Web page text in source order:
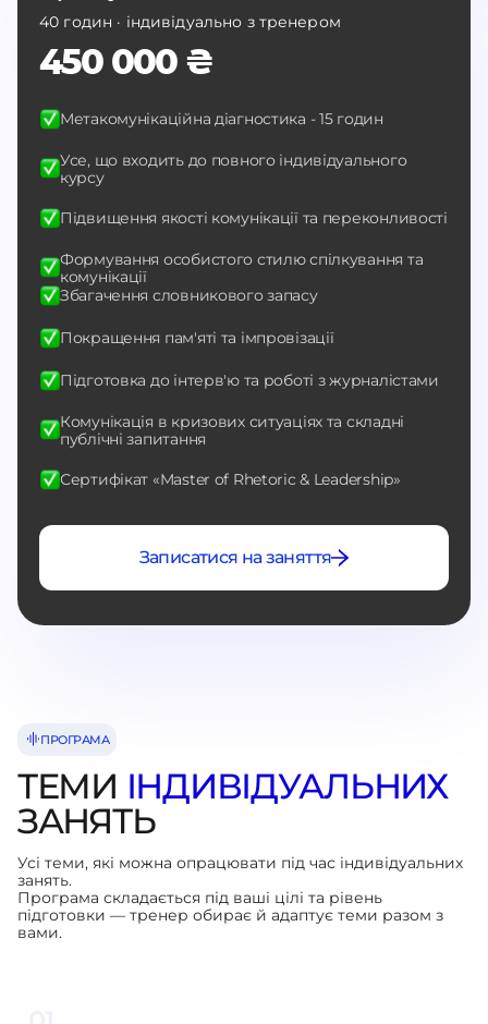
40 годин · індивідуально з тренером
450 000 ₴
Метакомунікаційна діагностика - 15 годин
Усе, що входить до повного індивідуального
курсу
Підвищення якості комунікації та переконливості
Формування особистого стилю спілкування та
комунікації
Збагачення словникового запасу
Покращення пам'яті та імпровізації
Підготовка до інтерв'ю та роботі з журналістами
Комунікація в кризових ситуаціях та складні
публічні запитання
Сертифікат «Master of Rhetoric & Leadership»
Записатися на заняття
ПРОГРАМА
ТЕМИ ІНДИВІДУАЛЬНИХ
ЗАНЯТЬ
Усі теми, які можна опрацювати під час індивідуальних
занять.
Програма складається під ваші цілі та рівень
підготовки — тренер обирає й адаптує теми разом з
вами.